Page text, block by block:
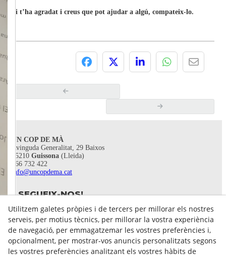
Si t’ha agradat i creus que pot ajudar a algú, compateix-lo.
UN COP DE MÀ
Avinguda Generalitat, 29 Baixos
25210 Guissona (Lleida)
666 732 422
info@uncopdema.cat
SEGUEIX-NOS!
Utilitzem galetes pròpies i de tercers per millorar els nostres
serveis, per motius tècnics, per millorar la vostra experiència
de navegació, per emmagatzemar les vostres preferències i,
opcionalment, per mostrar-vos anuncis personalitzats segons
les vostres preferències analitzant els vostres hàbits de